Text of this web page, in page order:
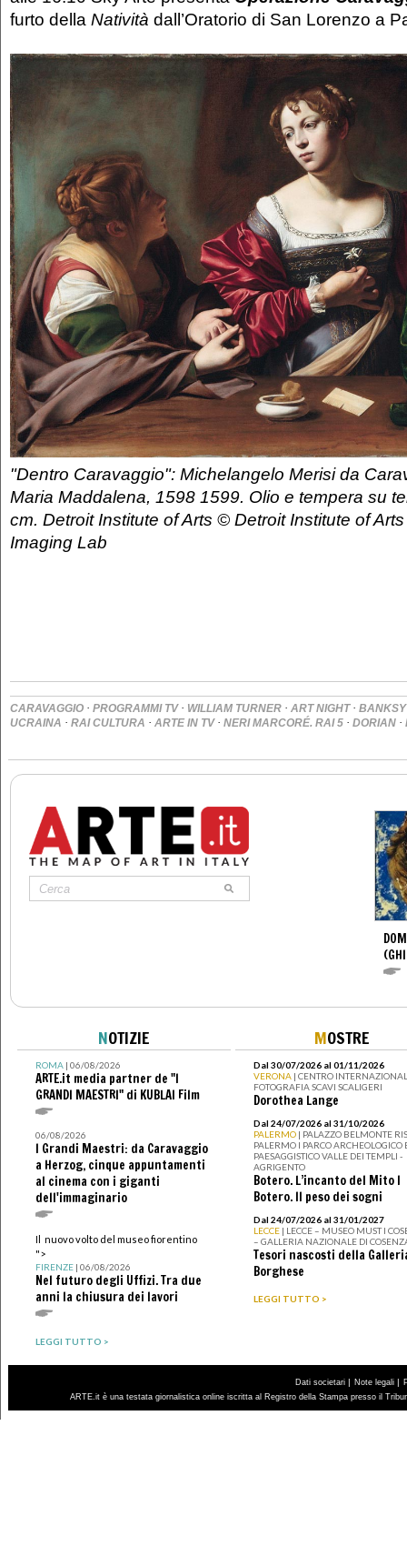
furto della Natività dall’Oratorio di San Lorenzo a
"Dentro Caravaggio": Michelangelo Merisi da
Maria Maddalena, 1598 1599. Olio e tempera su
cm. Detroit Institute of Arts © Detroit Institute of
Imaging Lab
CARAVAGGIO · PROGRAMMI TV· WILLIAM TURNER · ART NIGHT· BANKSY
UCRAINA · RAI CULTURA · ARTE IN TV· NERI MARCORÉ. RAI 5 · DORIAN ·
NOTIZIE
ROMA| 06/08/2026
ARTE.it media partner de "I
GRANDI MAESTRI" di KUBLAI Film
06/08/2026
I Grandi Maestri: da Caravaggio
a Herzog, cinque appuntamenti
al cinema con i giganti
dell'immaginario
Il nuovo volto del museo fiorentino
">
FIRENZE| 06/08/2026
Nel futuro degli Uffizi. Tra due
anni la chiusura dei lavori
LEGGI TUTTO >
MOSTRE
Dal 30/07/2026 al 01/11/2026
VERONA | CENTRO
FOTOGRAFIA SCAVI SCALIGERI
Dorothea Lange
Dal 24/07/2026 al 31/10/2026
PALERMO | PALAZZO BELMONTE
PALERMO I PARCO ARCHEOLOGICO
PAESAGGISTICO VALLE DEI TEMPLI -
AGRIGENTO
Botero. L’incanto del Mito I
Botero. Il peso dei sogni
Dal 24/07/2026 al 31/01/2027
LECCE | LECCE – MUSEO MUST I
– GALLERIA NAZIONALE DI
Tesori nascosti della
Borghese
LEGGI TUTTO >
Dati societari | Note legali |
ARTE.it è una testata giornalistica online iscritta al Registro della Stampa presso il